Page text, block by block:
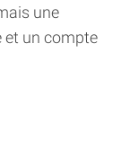
une
et un compte